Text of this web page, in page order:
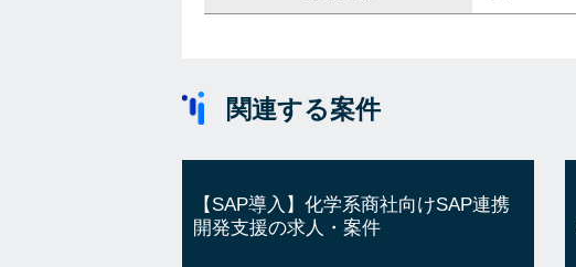
関連する案件
【SAP導入】化学系商社向けSAP連携
開発支援の求人・案件